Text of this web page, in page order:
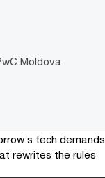
Moldova
tech demands
rewrites the rules